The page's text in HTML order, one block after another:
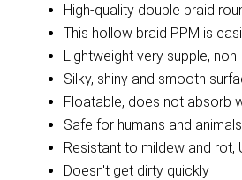
High-quality double braid
This hollow braid PPM is
Lightweight very supple,
Silky, shiny and smooth
Floatable, does not absorb
Safe for humans and
Resistant to mildew and rot,
Doesn't get dirty quickly